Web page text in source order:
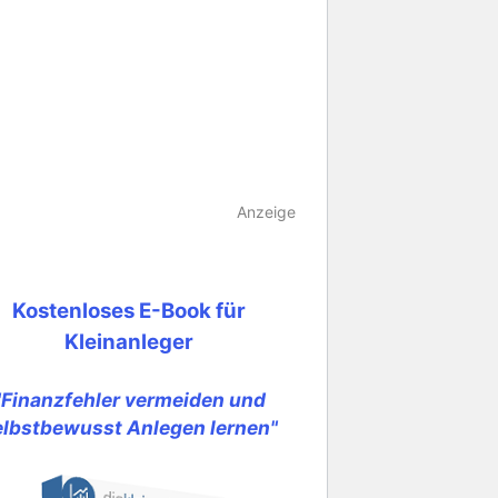
Anzeige
Kostenloses E-Book für
Kleinanleger
vermeiden und
Anlegen lernen"